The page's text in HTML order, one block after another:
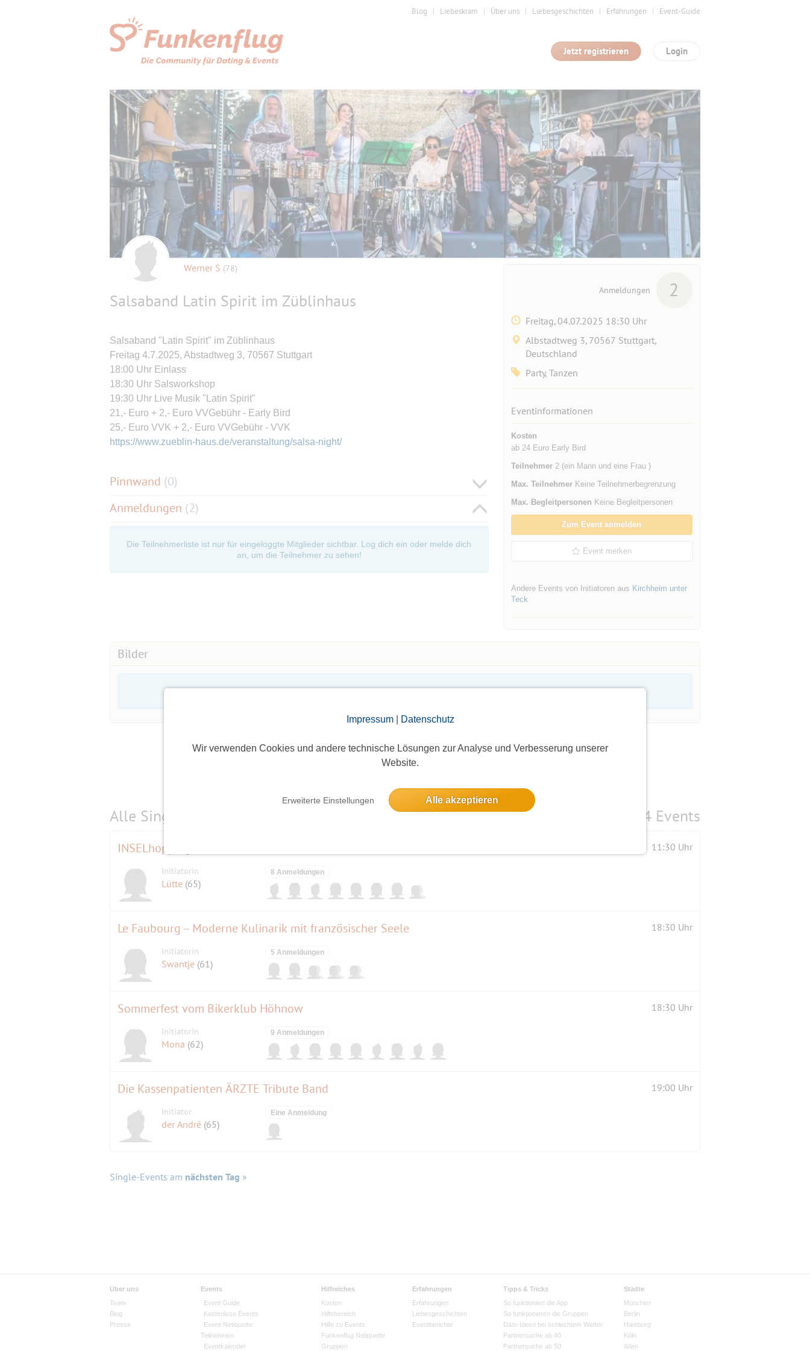
Impressum| Datenschutz
Wir verwenden Cookies und andere technische Lösungen zur Analyse und Verbesserung unserer
Website.
Erweiterte Einstellungen Alle akzeptieren
Blog Liebeskram Über uns Liebesgeschichten Erfahrungen Event-Guide
Login
Jetzt registrieren
Werner S (78)
Salsaband Latin Spirit im Züblinhaus
Salsaband "Latin Spirit" im Züblinhaus
Freitag 4.7.2025, Abstadtweg 3, 70567 Stuttgart
18:00 Uhr Einlass
18:30 Uhr Salsworkshop
19:30 Uhr Live Musik "Latin Spirit"
21,- Euro + 2,- Euro VVGebühr - Early Bird
25,- Euro VVK + 2,- Euro VVGebühr - VVK
https://www.zueblin-haus.de/veranstaltung/salsa-night/
Pinnwand (0)
Anmeldungen (2)
Die Teilnehmerliste ist nur für eingeloggte Mitglieder sichtbar. Log dich ein oder melde dich
an, um die Teilnehmer zu sehen!
Anmeldungen 2
Freitag, 04.07.2025 18:30 Uhr
Albstadtweg 3, 70567 Stuttgart,
Deutschland
Party, Tanzen
Eventinformationen
Kosten
ab 24 Euro Early Bird
Teilnehmer2 (ein Mann und eine Frau )
Max. TeilnehmerKeine Teilnehmerbegrenzung
Max. Begleitpersonen Keine Begleitpersonen
Zum Event anmelden
Event merken
Andere Events von Initiatoren aus Kirchheim unter
Teck
Bilder
Die Bildergalerien sind nur für eingeloggte Mitglieder sichtbar.
Alle Single-Events am 4 Events
INSELhopping 👑 zur Pfaueninsel in der Havel 11:30 Uhr
Initiatorin
Lütte (65)
8 Anmeldungen
Le Faubourg – Moderne Kulinarik mit französischer Seele 18:30 Uhr
Initiatorin
Swantje (61)
5 Anmeldungen
Sommerfest vom Bikerklub Höhnow 18:30 Uhr
Initiatorin
Mona (62)
9 Anmeldungen
Die Kassenpatienten ÄRZTE Tribute Band 19:00 Uhr
Initiator
der André (65)
Eine Anmeldung
Single-Events am nächsten Tag »
Über uns
Team
Blog
Presse
Events
Event Guide
Kostenlose Events
Event-Netiquette
Teilnehmen
Eventkalender
Hilfreiches
Kosten
Hilfebereich
Hilfe zu Events
Funkenflug Netiquette
Gruppen
Erfahrungen
Erfahrungen
Liebesgeschichten
Eventberichte
Tipps & Tricks
So funktioniert die App
So funktionieren die Gruppen
Date-Ideen bei schlechtem Wetter
Partnersuche ab 40
Partnersuche ab 50
Städte
München
Berlin
Hamburg
Köln
Wien